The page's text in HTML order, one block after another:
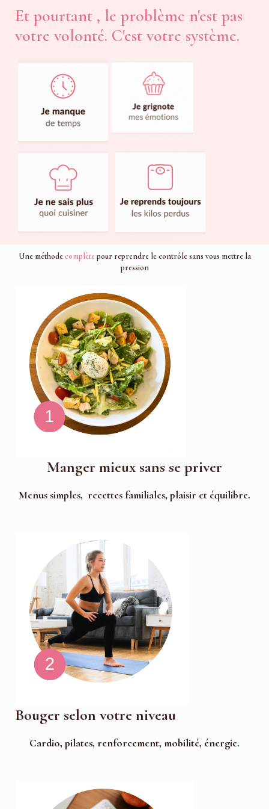
Et pourtant , le problème n'est pas
votre volonté. C'est votre système.
Une méthodecomplètepour reprendre le contrôle sans vous mettre la
pression
Manger mieux sans se priver
Menus simples, recettes familiales, plaisir et équilibre.
Bouger selon votre niveau
Cardio, pilates, renforcement, mobilité, énergie.